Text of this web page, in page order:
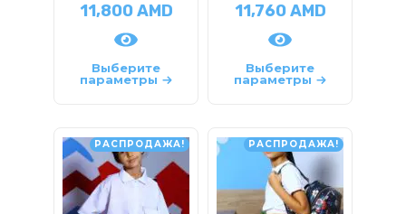
11,800AMD
Выберите
параметры
11,760AMD
Выберите
параметры
РАСПРОДАЖА! РАСПРОДАЖА!